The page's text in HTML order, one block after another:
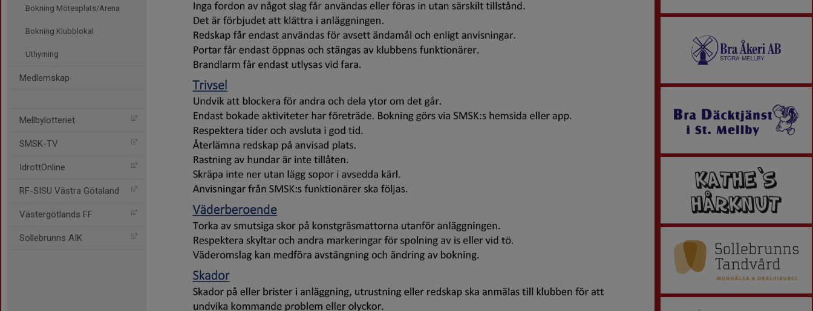
Bokning Mötesplats/Arena
Bokning Klubblokal
Uthyrning
Medlemskap
Mellbylotteriet
SMSK-TV
IdrottOnline
RF-SISU Västra Götaland
Västergötlands FF
Sollebrunns AIK